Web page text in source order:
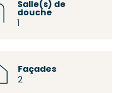
Salle(s) de
douche
1
Façades
2